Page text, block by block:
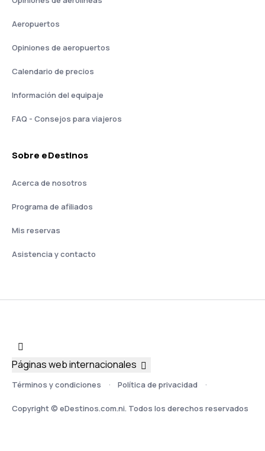
Aeropuertos
Opiniones de aeropuertos
Calendario de precios
Información del equipaje
FAQ - Consejos para viajeros
Sobre eDestinos
Acerca de nosotros
Programa de afiliados
Mis reservas
Asistencia y contacto
Términos y condiciones Política de privacidad
Copyright © eDestinos.com.ni. Todos los derechos reservados
Páginas web internacionales